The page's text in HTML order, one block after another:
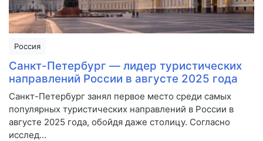
Россия
Санкт-Петербург — лидер туристических
направлений России в августе 2025 года
Санкт-Петербург занял первое место среди самых
популярных туристических направлений в России в
августе 2025 года, обойдя даже столицу. Согласно
исслед...